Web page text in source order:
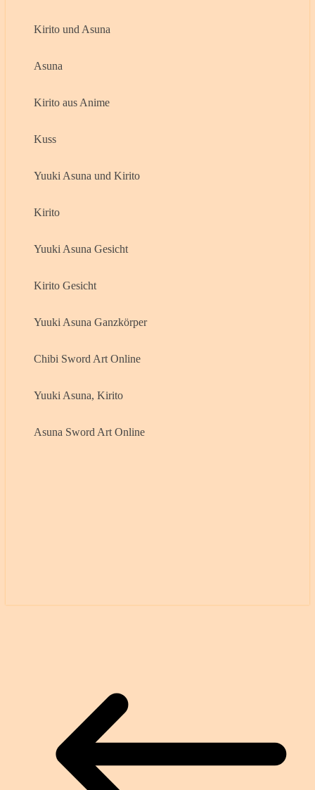
Kirito und Asuna
Asuna
Kirito aus Anime
Kuss
Yuuki Asuna und Kirito
Kirito
Yuuki Asuna Gesicht
Kirito Gesicht
Yuuki Asuna Ganzkörper
Chibi Sword Art Online
Yuuki Asuna, Kirito
Asuna Sword Art Online